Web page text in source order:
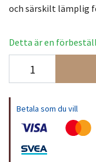
och särskilt lämplig
Detta är en
Betala som du vill